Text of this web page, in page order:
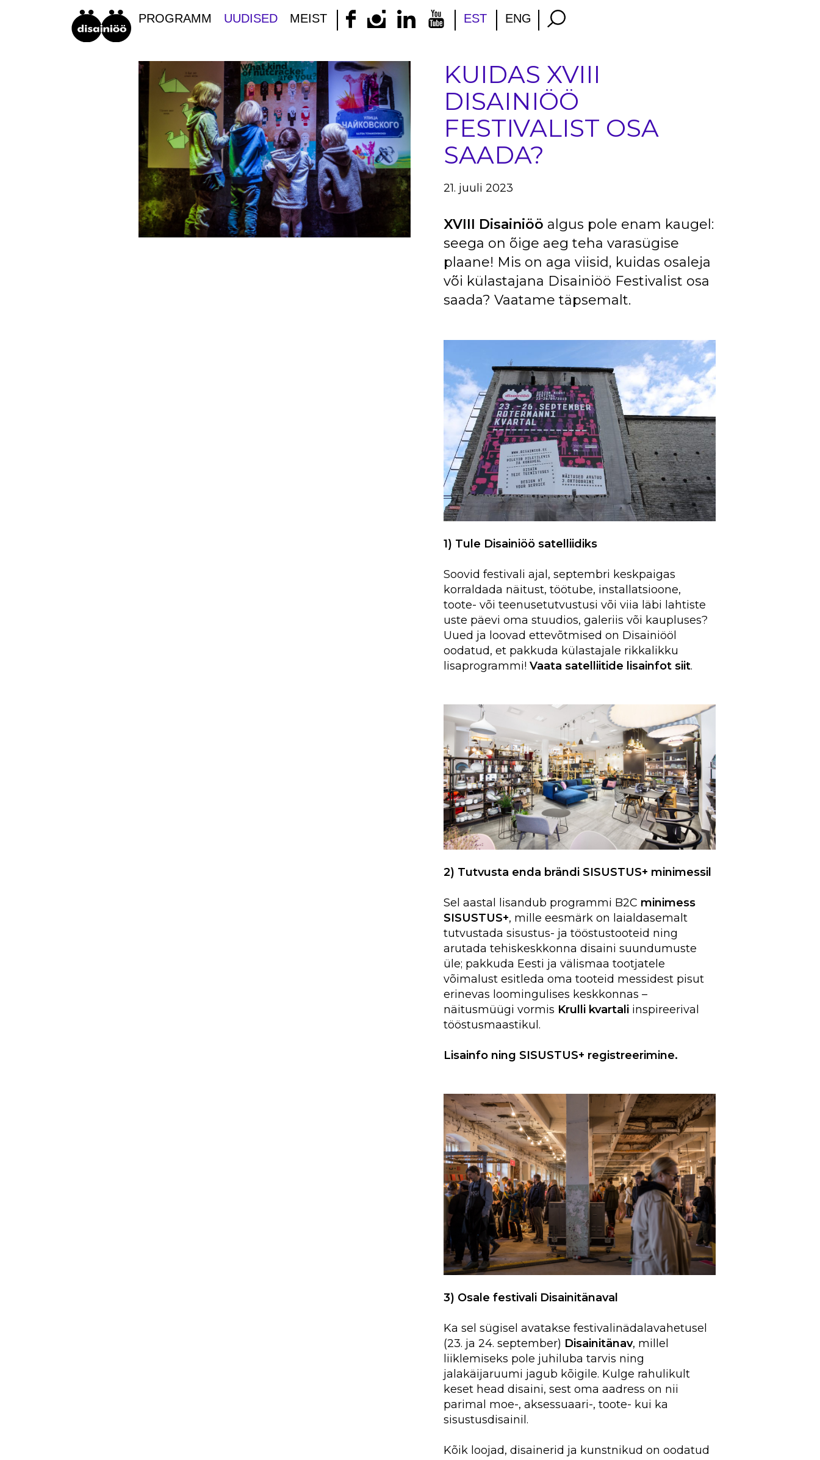
PROGRAMM UUDISED MEIST EST ENG
KUIDAS XVIII
DISAINIÖÖ
FESTIVALIST OSA
SAADA?
21. juuli 2023
XVIII Disainiöö algus pole enam kaugel:
seega on õige aeg teha varasügise
plaane! Mis on aga viisid, kuidas osaleja
või külastajana Disainiöö Festivalist osa
saada? Vaatame täpsemalt.
1) Tule Disainiöö satelliidiks
Soovid festivali ajal, septembri keskpaigas
korraldada näitust, töötube, installatsioone,
toote- või teenusetutvustusi või viia läbi lahtiste
uste päevi oma stuudios, galeriis või kaupluses?
Uued ja loovad ettevõtmised on Disainiööl
oodatud, et pakkuda külastajale rikkalikku
lisaprogrammi! Vaata satelliitide lisainfot siit.
2) Tutvusta enda brändi SISUSTUS+ minimessil
Sel aastal lisandub programmi B2C minimess
SISUSTUS+, mille eesmärk on laialdasemalt
tutvustada sisustus- ja tööstustooteid ning
arutada tehiskeskkonna disaini suundumuste
üle; pakkuda Eesti ja välismaa tootjatele
võimalust esitleda oma tooteid messidest pisut
erinevas loomingulises keskkonnas –
näitusmüügi vormis Krulli kvartali inspireerival
tööstusmaastikul.
Lisainfo ning SISUSTUS+ registreerimine.
3) Osale festivali Disainitänaval
Ka sel sügisel avatakse festivalinädalavahetusel
(23. ja 24. september) Disainitänav, millel
liiklemiseks pole juhiluba tarvis ning
jalakäijaruumi jagub kõigile. Kulge rahulikult
keset head disaini, sest oma aadress on nii
parimal moe-, aksessuaari-, toote- kui ka
sisustusdisainil.
Kõik loojad, disainerid ja kunstnikud on oodatud